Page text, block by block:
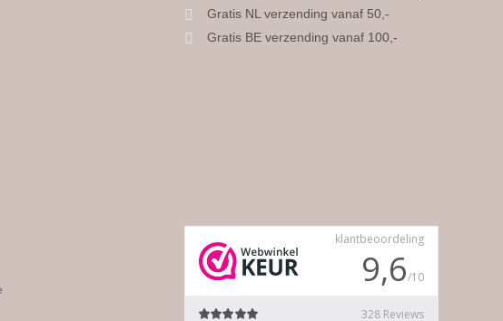
Gratis NL verzending vanaf 50,-
Gratis BE verzending vanaf 100,-